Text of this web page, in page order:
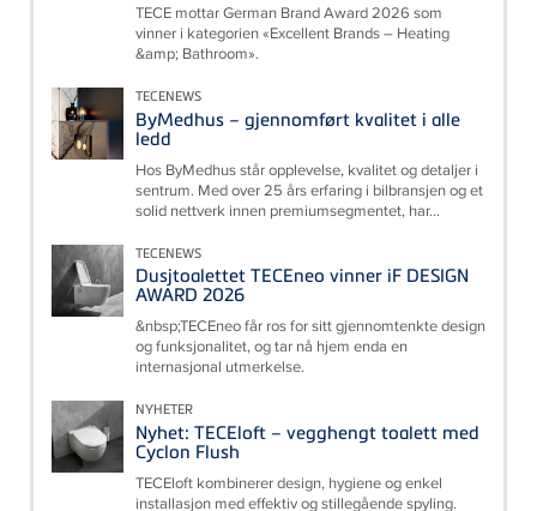
TECE mottar German Brand Award 2026 som
vinner i kategorien «Excellent Brands – Heating
&amp; Bathroom».
TECENEWS
ByMedhus – gjennomført kvalitet i alle
ledd
Hos ByMedhus står opplevelse, kvalitet og detaljer i
sentrum. Med over 25 års erfaring i bilbransjen og et
solid nettverk innen premiumsegmentet, har...
TECENEWS
Dusjtoalettet TECEneo vinner iF DESIGN
AWARD 2026
&nbsp;TECEneo får ros for sitt gjennomtenkte design
og funksjonalitet, og tar nå hjem enda en
internasjonal utmerkelse.
NYHETER
Nyhet: TECEloft – vegghengt toalett med
Cyclon Flush
TECEloft kombinerer design, hygiene og enkel
installasjon med effektiv og stillegående spyling.